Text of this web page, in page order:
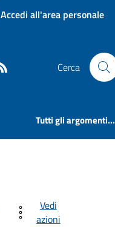
Accedi all'area personale
Cerca
Tutti gli argomenti...
Vedi
azioni